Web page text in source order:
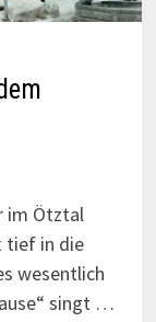
im Ötztal
tief in die
wesentlich
singt …